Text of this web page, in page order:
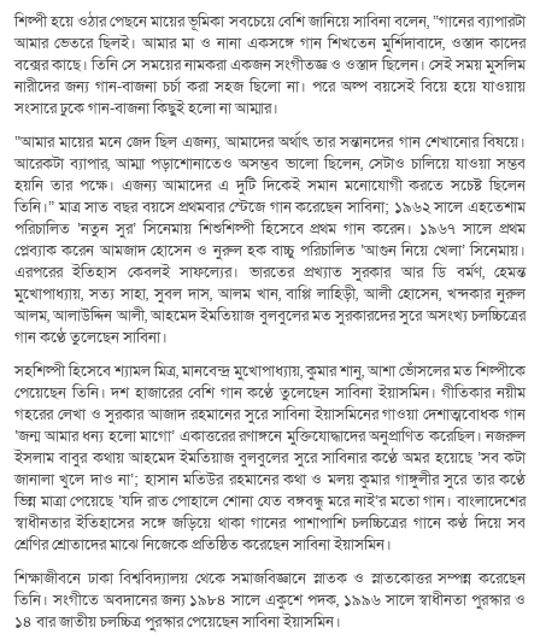
শিল্পী হয়ে ওঠার পেছনে মায়ের ভূমিকা সবচেয়ে বেশি জানিয়ে সাবিনা বলেন, “গানের ব্যাপারটা
আমার ভেতরে ছিলই। আমার মা ও নানা একসঙ্গে গান শিখতেন মুর্শিদাবাদে, ওস্তাদ কাদের
বক্সের কাছে। তিনি সে সময়ের নামকরা একজন সংগীতজ্ঞ ও ওস্তাদ ছিলেন। সেই সময় মুসলিম
নারীদের জন্য গান-বাজনা চর্চা করা সহজ ছিলো না। পরে অল্প বয়সেই বিয়ে হয়ে যাওয়ায়
সংসারে ঢুকে গান-বাজনা কিছুই হলো না আম্মার।
“আমার মায়ের মনে জেদ ছিল এজন্য, আমাদের অর্থাৎ তার সন্তানদের গান শেখানোর বিষয়ে।
আরেকটা ব্যাপার, আম্মা পড়াশোনাতেও অসম্ভব ভালো ছিলেন, সেটাও চালিয়ে যাওয়া সম্ভব
হয়নি তার পক্ষে। এজন্য আমাদের এ দুটি দিকেই সমান মনোযোগী করতে সচেষ্ট ছিলেন
তিনি।” মাত্র সাত বছর বয়সে প্রথমবার স্টেজে গান করেছেন সাবিনা; ১৯৬২ সালে এহতেশাম
পরিচালিত ‘নতুন সুর’ সিনেমায় শিশুশিল্পী হিসেবে প্রথম গান করেন। ১৯৬৭ সালে প্রথম
প্লেব্যাক করেন আমজাদ হোসেন ও নুরুল হক বাচ্চু পরিচালিত ‘আগুন নিয়ে খেলা’ সিনেমায়।
এরপরের ইতিহাস কেবলই সাফল্যের। ভারতের প্রখ্যাত সুরকার আর ডি বর্মণ, হেমন্ত
মুখোপাধ্যায়, সত্য সাহা, সুবল দাস, আলম খান, বাপ্পি লাহিড়ী, আলী হোসেন, খন্দকার নুরুল
আলম, আলাউদ্দিন আলী, আহমেদ ইমতিয়াজ বুলবুলের মত সুরকারদের সুরে অসংখ্য চলচ্চিত্রের
গান কণ্ঠে তুলেছেন সাবিনা।
সহশিল্পী হিসেবে শ্যামল মিত্র, মানবেন্দ্র মুখোপাধ্যায়, কুমার শানু, আশা ভোঁসলের মত শিল্পীকে
পেয়েছেন তিনি। দশ হাজারের বেশি গান কণ্ঠে তুলেছেন সাবিনা ইয়াসমিন। গীতিকার নয়ীম
গহরের লেখা ও সুরকার আজাদ রহমানের সুরে সাবিনা ইয়াসমিনের গাওয়া দেশাত্মবোধক গান
‘জন্ম আমার ধন্য হলো মাগো’ একাত্তরের রণাঙ্গনে মুক্তিযোদ্ধাদের অনুপ্রাণিত করেছিল। নজরুল
ইসলাম বাবুর কথায় আহমেদ ইমতিয়াজ বুলবুলের সুরে সাবিনার কণ্ঠে অমর হয়েছে ‘সব কটা
জানালা খুলে দাও না’; হাসান মতিউর রহমানের কথা ও মলয় কুমার গাঙ্গুলীর সুরে তার কণ্ঠে
ভিন্ন মাত্রা পেয়েছে ‘যদি রাত পোহালে শোনা যেত বঙ্গবন্ধু মরে নাই’র মতো গান। বাংলাদেশের
স্বাধীনতার ইতিহাসের সঙ্গে জড়িয়ে থাকা গানের পাশাপাশি চলচ্চিত্রের গানে কণ্ঠ দিয়ে সব
শ্রেণির শ্রোতাদের মাঝে নিজেকে প্রতিষ্ঠিত করেছেন সাবিনা ইয়াসমিন।
শিক্ষাজীবনে ঢাকা বিশ্ববিদ্যালয় থেকে সমাজবিজ্ঞানে স্নাতক ও স্নাতকোত্তর সম্পন্ন করেছেন
তিনি। সংগীতে অবদানের জন্য ১৯৮৪ সালে একুশে পদক, ১৯৯৬ সালে স্বাধীনতা পুরস্কার ও
১৪ বার জাতীয় চলচ্চিত্র পুরস্কার পেয়েছেন সাবিনা ইয়াসমিন।